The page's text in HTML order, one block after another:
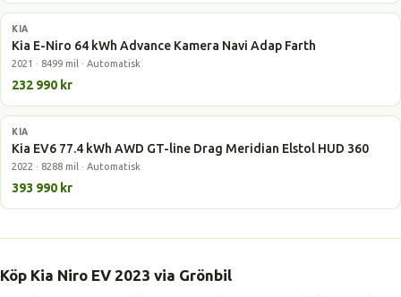
Elbil
KIA
Kia E-Niro 64 kWh Advance Kamera Navi Adap Farth
2021 · 8499 mil · Automatisk
232 990 kr
Elbil
KIA
Kia EV6 77.4 kWh AWD GT-line Drag Meridian Elstol HUD 360
2022 · 8288 mil · Automatisk
393 990 kr
Köp Kia Niro EV 2023 via Grönbil